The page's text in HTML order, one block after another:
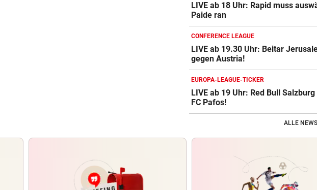
LIVE ab 18 Uhr: Rapid muss
Paide ran
CONFERENCE LEAGUE
LIVE ab 19.30 Uhr: Beitar
gegen Austria!
EUROPA-LEAGUE-TICKER
LIVE ab 19 Uhr: Red Bull
FC Pafos!
ALLE